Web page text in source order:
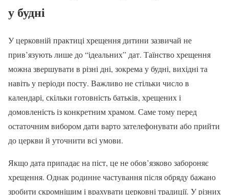
у будні
У церковній практиці хрещення дитини зазвичай не
прив’язують лише до “ідеальних” дат. Таїнство хрещення
можна звершувати в різні дні, зокрема у будні, вихідні та
навіть у періоди посту. Важливо не стільки число в
календарі, скільки готовність батьків, хрещених і
домовленість із конкретним храмом. Саме тому перед
остаточним вибором дати варто зателефонувати або прийти
до церкви й уточнити всі умови.
Якщо дата припадає на піст, це не обов’язково забороняє
хрещення. Однак родинне частування після обряду бажано
зробити скромнішим і врахувати церковні традиції. У різних